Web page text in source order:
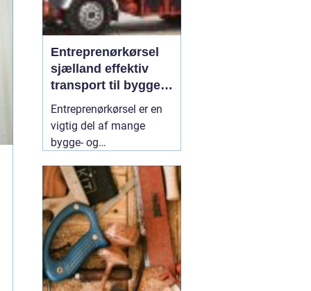
Entreprenørkørsel
sjælland effektiv
transport til bygge-
og anlægsopgaver
Entreprenørkørsel er en
vigtig del af mange
bygge- og
Sjælland. Uden sikker og
effektiv transport af
materialer, maskiner og
jord kan tidsplaner
skride, og omkostninger
vokse. Når der vælges en
erfaren31 juli 2026